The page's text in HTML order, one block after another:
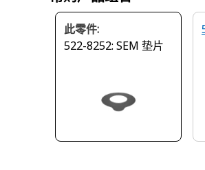
此零件:
522-8252: SEM 垫片